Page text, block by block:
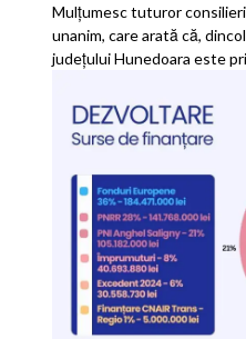
Mulțumesc tuturor
unanim, care arată că,
județului Hunedoara este